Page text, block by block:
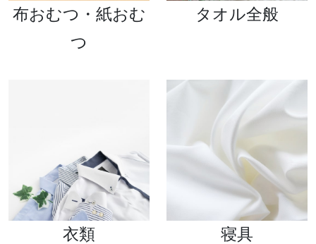
布おむつ・紙おむ
つ
タオル全般
衣類 寝具